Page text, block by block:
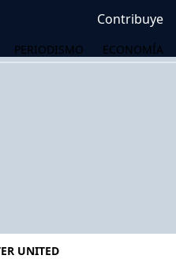
Contribuye
PERIODISMO ECONOMÍA
UNITED